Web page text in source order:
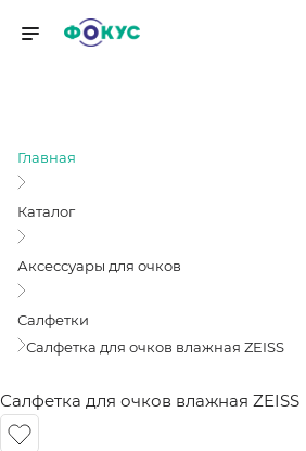
Главная
Каталог
Аксессуары для очков
Салфетки
Салфетка для очков влажная ZEISS
Салфетка для очков влажная ZEISS